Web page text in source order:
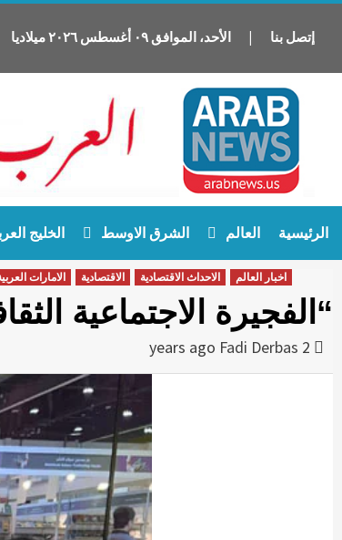
إتصل بنا | الأحد، الموافق٠٩ أغسطس ٢٠٢٦ميلاديا
content
الرئيسية العالم الشرق الاوسط الخليج
اخبار العالم الاحداث الاقتصادية الاقتصادية الامارات
“الفجيرة الاجتماعية
Fadi Derbas